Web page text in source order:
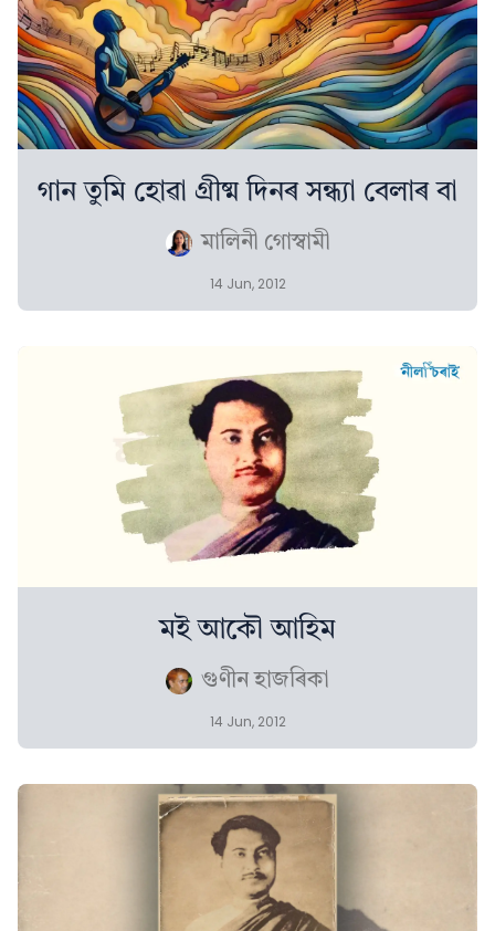
গান তুমি হোৱা গ্ৰীষ্ম দিনৰ সন্ধ্যা বেলাৰ বা
মালিনী গোস্বামী
14 Jun, 2012
মই আকৌ আহিম
গুণীন হাজৰিকা
14 Jun, 2012